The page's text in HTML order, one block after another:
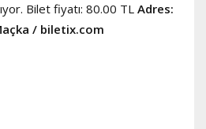
Bilet fiyatı: 80.00 TL Adres:
/ biletix.com